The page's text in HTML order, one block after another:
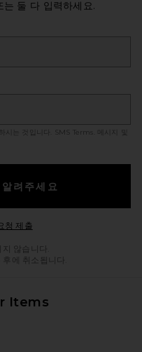
둘 다 입력하세요.
시는 것입니다. SMS Terms
. 메시지 및
려주세요
청 제출Opens in a modal window
않습니다.
에 취소됩니다.
Items